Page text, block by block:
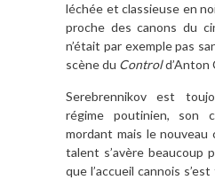
léchée et classieuse en
proche des canons du
n’était par exemple pas
scène du Controld’Anton
Serebrennikov est
régime poutinien, son
mordant mais le
talent s’avère beaucoup
que l’accueil cannois